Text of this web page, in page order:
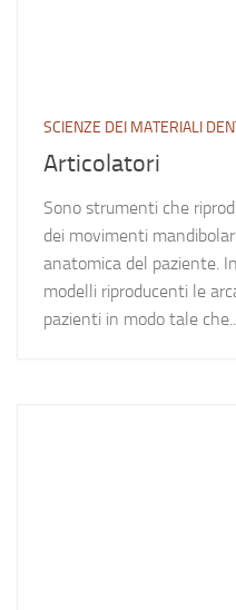
SCIENZE DEI MATERIALI
Articolatori
Sono strumenti che
dei movimenti
anatomica del paziente.
modelli riproducenti le
pazienti in modo tale